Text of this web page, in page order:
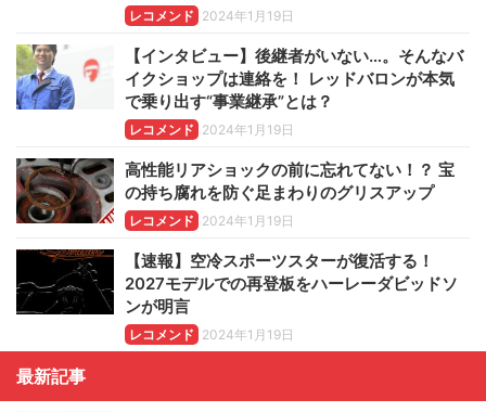
レコメンド 2024年1月19日
【インタビュー】後継者がいない…。そんなバ
イクショップは連絡を！ レッドバロンが本気
で乗り出す“事業継承”とは？
レコメンド 2024年1月19日
高性能リアショックの前に忘れてない！？ 宝
の持ち腐れを防ぐ足まわりのグリスアップ
レコメンド 2024年1月19日
【速報】空冷スポーツスターが復活する！
2027モデルでの再登板をハーレーダビッドソ
ンが明言
レコメンド 2024年1月19日
最新記事